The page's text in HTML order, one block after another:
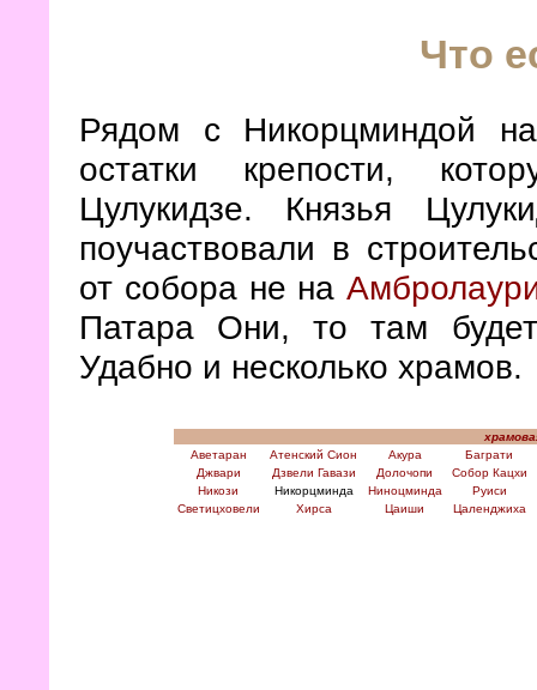
Что
Рядом с Никорцминдой
остатки крепости,
Цулукидзе. Князья
поучаствовали в
от собора не на
Патара Они, то там
Удабно и несколько храмов.
Аветаран
Атенский Сион Акура
Баграти
Джвари
Дзвели Гавази Долочопи
Собор Кацхи
Никози
Никорцминда Ниноцминда
Руиси
Светицховели
Хирса Цаиши Цаленджиха